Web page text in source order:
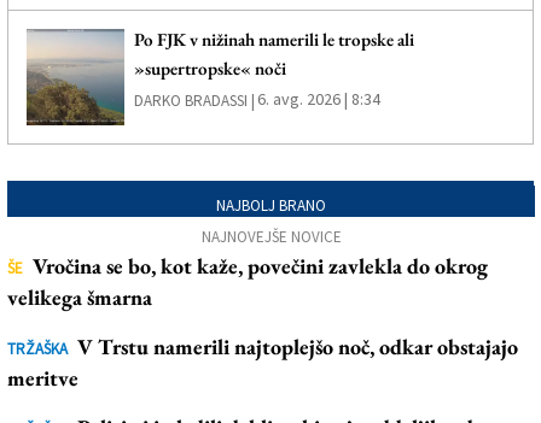
Po FJK v nižinah namerili le tropske ali
»supertropske« noči
DARKO BRADASSI | 6. avg. 2026 | 8:34
NAJBOLJ BRANO
NAJNOVEJŠE NOVICE
ŠE Vročina se bo, kot kaže, povečini zavlekla do okrog
velikega šmarna
TRŽAŠKA V Trstu namerili najtoplejšo noč, odkar obstajajo
meritve